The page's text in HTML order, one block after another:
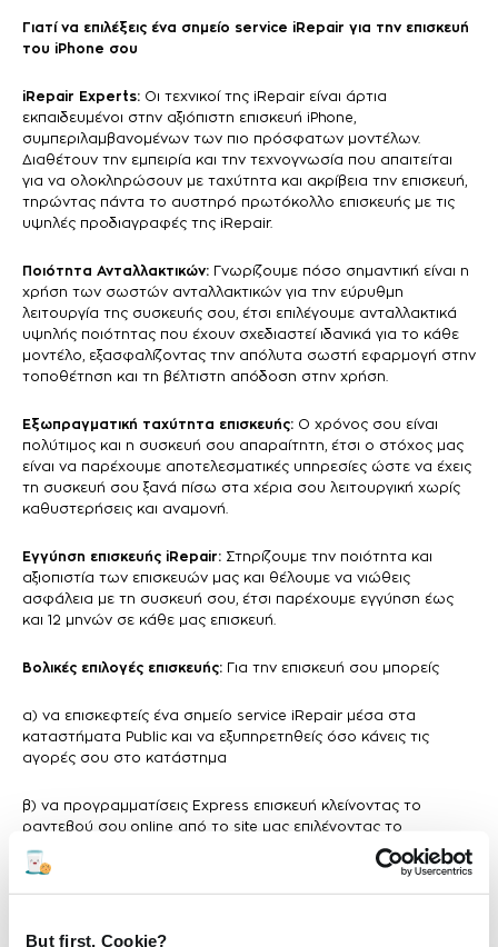
But first, Cookie?
Γιατί να επιλέξεις ένα σημείο service iRepair για την επισκευή
του iPhone σου
iRepair Experts: Οι τεχνικοί της iRepair είναι άρτια
εκπαιδευμένοι στην αξιόπιστη επισκευή iPhone,
συμπεριλαμβανομένων των πιο πρόσφατων μοντέλων.
Διαθέτουν την εμπειρία και την τεχνογνωσία που απαιτείται
για να ολοκληρώσουν με ταχύτητα και ακρίβεια την επισκευή,
τηρώντας πάντα το αυστηρό πρωτόκολλο επισκευής με τις
υψηλές προδιαγραφές της iRepair.
Ποιότητα Ανταλλακτικών:Γνωρίζουμε πόσο σημαντική είναι η
χρήση των σωστών ανταλλακτικών για την εύρυθμη
λειτουργία της συσκευής σου, έτσι επιλέγουμε ανταλλακτικά
υψηλής ποιότητας που έχουν σχεδιαστεί ιδανικά για το κάθε
μοντέλο, εξασφαλίζοντας την απόλυτα σωστή εφαρμογή στην
τοποθέτηση και τη βέλτιστη απόδοση στην χρήση.
Εξωπραγματική ταχύτητα επισκευής: Ο χρόνος σου είναι
πολύτιμος και η συσκευή σου απαραίτητη, έτσι ο στόχος μας
είναι να παρέχουμε αποτελεσματικές υπηρεσίες ώστε να έχεις
τη συσκευή σου ξανά πίσω στα χέρια σου λειτουργική χωρίς
καθυστερήσεις και αναμονή.
Εγγύηση επισκευής iRepair: Στηρίζουμε την ποιότητα και
αξιοπιστία των επισκευών μας και θέλουμε να νιώθεις
ασφάλεια με τη συσκευή σου, έτσι παρέχουμε εγγύηση έως
και 12 μηνών σε κάθε μας επισκευή.
Βολικές επιλογές επισκευής:Για την επισκευή σου μπορείς
α) να επισκεφτείς ένα σημείο service iRepair μέσα στα
καταστήματα Public και να εξυπηρετηθείς όσο κάνεις τις
αγορές σου στο κατάστημα
β) να προγραμματίσεις Express επισκευή κλείνοντας το
ραντεβού σου online από το site μας επιλέγοντας το
κατάστημα, τη μέρα και την ώρα που σε βολεύει για να
εξυπηρετηθείς με προτεραιότητα άμεσα, χωρίς αναμονή.